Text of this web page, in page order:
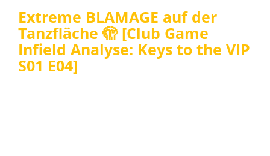
Extreme BLAMAGE auf der
Tanzfläche 🫣 [Club Game
Infield Analyse: Keys to the VIP
S01 E04]